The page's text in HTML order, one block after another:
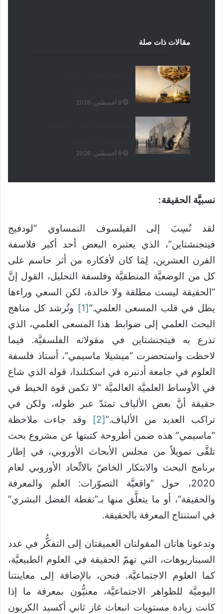
مقالات ذات صلة
9 أغسطس، 2026
8 أغسطس، 2026
نسبيَّة الحقيقة:
لقد نُسِبَ إلى الفيلسوف النمساوي “لودفيج
فيتجنشتاين”، الذي يعتبره البعض أحد أكبر فلاسفة
القرن العشرين، لِمَا كان لأفكاره من أثر حاسم على
كل من الوضعيَّة المنطقيَّة وفلسفة التحليل، القول إنَّ
“الحقيقة ليست مطلقة ولا خالدة، لكن السعي وراءها
يظل في قلب المسعى العلمي.”[1]
وتُرشد كل مناهج
البحث العلمي إلى ضوابط هذا المسعى العلمي، الذي
تذرع به فيتجنشتاين في مقولاته الفلسفيَّة. فيما
لاحظت واستحضرت “ميشيلا ماسيمي”، أستاذ فلسفة
العلوم في جامعة أدنبره في اسكتلندا، قوله الذي شاع
في الأوساط العلميَّة العالميَّة “لا تكمن قوة الخيط في
حقيقة أنَّ بعض الألياف تمتدّ عبر طوله، ولكن في
تراكب العديد من الألياف.”[2]
وقد جاءت ملاحظة
“ماسيمي” هذه ضمن أطروحة كتبتها عن مشروع بحث
تلقَّى تمويلاً من مجلس الأبحاث الأوروبي، في إطار
برنامج البحث والابتكار الخاصّ بالاتِّحاد الأوروبي لعام
2020، حول “واقعيَّة التصوّرات: العلم والمعرفة
والحقيقة”، أو ما يتعلَّق منها بـ”نقطة الفضل البشري”
في استنتاج المعرفة بالحقيقة.
وتدعونا هاتان المقولتان العميقتان إلى التفكُّر في عدد
السيناريوهات، التي تهمّ الحقيقة في العلوم الطبيعيَّة،
كما العلوم الاجتماعيَّة. فنحن، بالإضافة إلى معاينتنا
اليوميَّة للظواهر الاجتماعيَّة، معنيُّون بمعرفة ما إذا
كانت زيادة مستويات انبعاث غاز ثاني أكسيد الكربون